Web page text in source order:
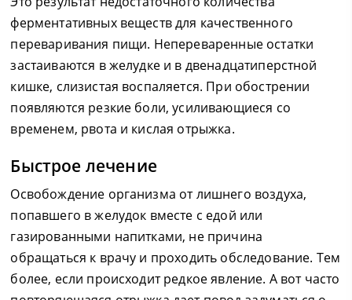
ферментативных веществ для качественного
переваривания пищи. Непереваренные остатки
застаиваются в желудке и в двенадцатиперстной
кишке, слизистая воспаляется. При обострении
появляются резкие боли, усиливающиеся со
временем, рвота и кислая отрыжка.
Быстрое лечение
Освобождение организма от лишнего воздуха,
попавшего в желудок вместе с едой или
газированными напитками, не причина
обращаться к врачу и проходить обследование. Тем
более, если происходит редкое явление. А вот часто